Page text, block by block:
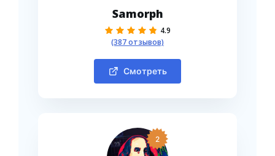
Samorph
4.9
(387 отзывов)
Смотреть
2